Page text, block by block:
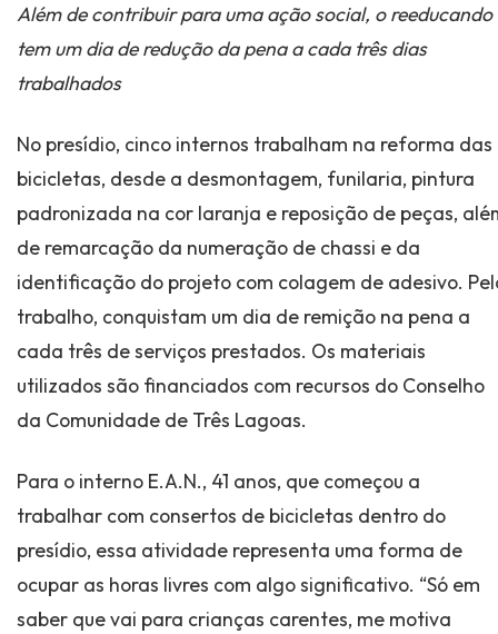
Além de contribuir para uma ação social, o reeducando
tem um dia de redução da pena a cada três dias
trabalhados
No presídio, cinco internos trabalham na reforma das
bicicletas, desde a desmontagem, funilaria, pintura
padronizada na cor laranja e reposição de peças,
de remarcação da numeração de chassi e da
identificação do projeto com colagem de adesivo.
trabalho, conquistam um dia de remição na pena a
cada três de serviços prestados. Os materiais
utilizados são financiados com recursos do Conselho
da Comunidade de Três Lagoas.
Para o interno E.A.N., 41 anos, que começou a
trabalhar com consertos de bicicletas dentro do
presídio, essa atividade representa uma forma de
ocupar as horas livres com algo significativo. “Só em
saber que vai para crianças carentes, me motiva